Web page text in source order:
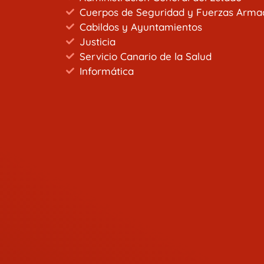
Cuerpos de Seguridad y Fuerzas
Cabildos y Ayuntamientos
Justicia
Servicio Canario de la Salud
Informática